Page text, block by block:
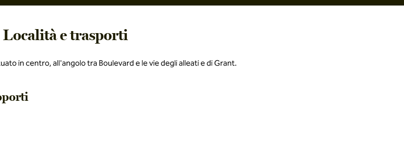
Località e trasporti
in centro, all'angolo tra Boulevard e le vie degli alleati e di Grant.